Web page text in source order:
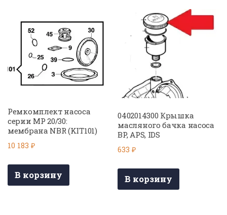
Ремкомплект насоса
серии МР 20/30:
мембрана NBR (KIT101)
10 183 ₽
В корзину
0402014300 Крышка
масляного бачка насоса
BP, APS, IDS
633₽
В корзину